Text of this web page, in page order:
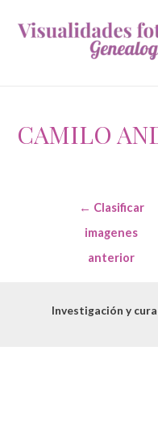
CAMILO
entradas
← Clasificar
imagenes
anterior
Investigación y